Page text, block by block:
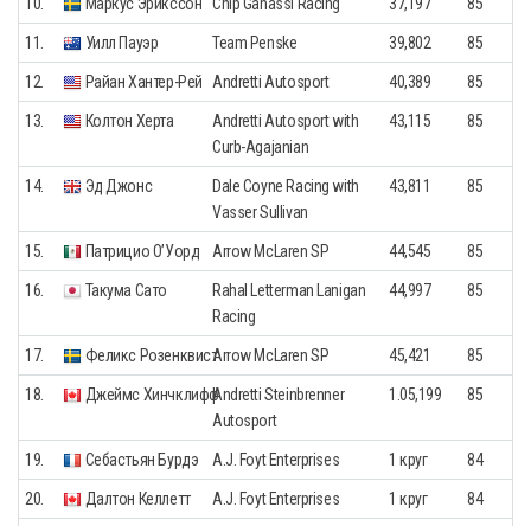
11. Уилл Пауэр Team Penske 39,802 85
12. Райан Хантер-Рей Andretti Autosport 40,389 85
13. Колтон Херта
Andretti Autosport with
Curb-Agajanian
43,115 85
14. Эд Джонс
Dale Coyne Racing with
Vasser Sullivan
43,811 85
15. Патрицио О’Уорд Arrow McLaren SP 44,545 85
16. Такума Сато
Rahal Letterman Lanigan
Racing
44,997 85
17. Феликс РозенквистArrow McLaren SP 45,421 85
18. Джеймс ХинчклиффAndretti Steinbrenner
Autosport
1.05,199 85
19. Себастьян Бурдэ A.J. Foyt Enterprises 1 круг 84
20. Далтон Келлетт A.J. Foyt Enterprises 1 круг 84